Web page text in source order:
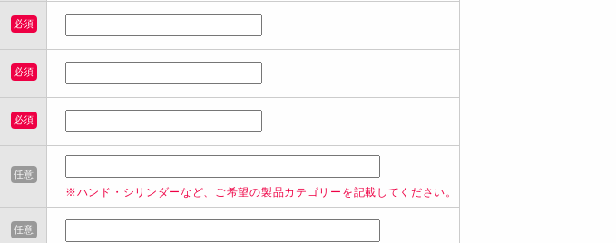
必須
必須
必須
任意
※ハンド・シリンダーなど、ご希望の製品カテゴリーを記載してください。
任意